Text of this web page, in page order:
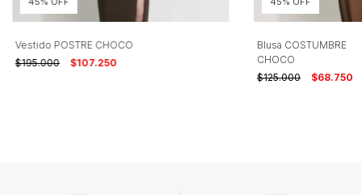
suave.
-No utilizar blanqueador.
-Lavar en lavarropas o a mano sin retorcer con agua fría.
Vestido POSTRE CHOCO
$195.000
$107.250
Blusa COSTUMBRE
CHOCO
$125.000
$68.750